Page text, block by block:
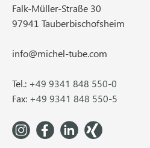
Falk-Müller-Straße 30
97941 Tauberbischofsheim
info@michel-tube.com
Tel.: +49 9341 848 550-0
Fax: +49 9341 848 550-5